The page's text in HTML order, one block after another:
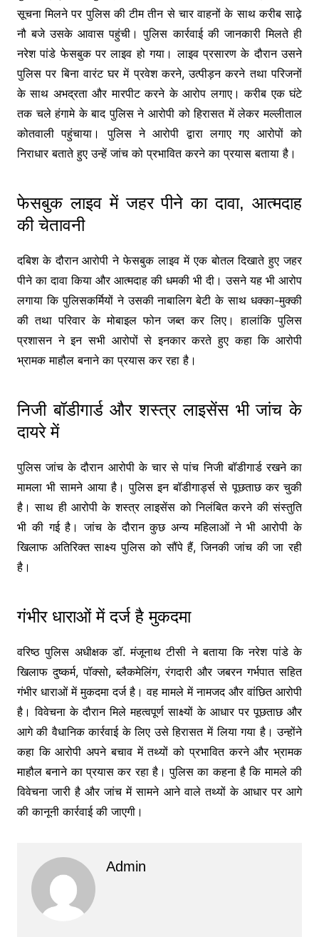
सूचना मिलने पर पुलिस की टीम तीन से चार वाहनों के साथ करीब साढ़े
नौ बजे उसके आवास पहुंची। पुलिस कार्रवाई की जानकारी मिलते ही
नरेश पांडे फेसबुक पर लाइव हो गया। लाइव प्रसारण के दौरान उसने
पुलिस पर बिना वारंट घर में प्रवेश करने, उत्पीड़न करने तथा परिजनों
के साथ अभद्रता और मारपीट करने के आरोप लगाए। करीब एक घंटे
तक चले हंगामे के बाद पुलिस ने आरोपी को हिरासत में लेकर मल्लीताल
कोतवाली पहुंचाया। पुलिस ने आरोपी द्वारा लगाए गए आरोपों को
निराधार बताते हुए उन्हें जांच को प्रभावित करने का प्रयास बताया है।
फेसबुक लाइव में जहर पीने का दावा, आत्मदाह
की चेतावनी
दबिश के दौरान आरोपी ने फेसबुक लाइव में एक बोतल दिखाते हुए जहर
पीने का दावा किया और आत्मदाह की धमकी भी दी। उसने यह भी आरोप
लगाया कि पुलिसकर्मियों ने उसकी नाबालिग बेटी के साथ धक्का-मुक्की
की तथा परिवार के मोबाइल फोन जब्त कर लिए। हालांकि पुलिस
प्रशासन ने इन सभी आरोपों से इनकार करते हुए कहा कि आरोपी
भ्रामक माहौल बनाने का प्रयास कर रहा है।
निजी बॉडीगार्ड और शस्त्र लाइसेंस भी जांच के
दायरे में
पुलिस जांच के दौरान आरोपी के चार से पांच निजी बॉडीगार्ड रखने का
मामला भी सामने आया है। पुलिस इन बॉडीगार्ड्स से पूछताछ कर चुकी
है। साथ ही आरोपी के शस्त्र लाइसेंस को निलंबित करने की संस्तुति
भी की गई है। जांच के दौरान कुछ अन्य महिलाओं ने भी आरोपी के
खिलाफ अतिरिक्त साक्ष्य पुलिस को सौंपे हैं, जिनकी जांच की जा रही
है।
गंभीर धाराओं में दर्ज है मुकदमा
वरिष्ठ पुलिस अधीक्षक डॉ. मंजूनाथ टीसी ने बताया कि नरेश पांडे के
खिलाफ दुष्कर्म, पॉक्सो, ब्लैकमेलिंग, रंगदारी और जबरन गर्भपात सहित
गंभीर धाराओं में मुकदमा दर्ज है। वह मामले में नामजद और वांछित आरोपी
है। विवेचना के दौरान मिले महत्वपूर्ण साक्ष्यों के आधार पर पूछताछ और
आगे की वैधानिक कार्रवाई के लिए उसे हिरासत में लिया गया है। उन्होंने
कहा कि आरोपी अपने बचाव में तथ्यों को प्रभावित करने और भ्रामक
माहौल बनाने का प्रयास कर रहा है। पुलिस का कहना है कि मामले की
विवेचना जारी है और जांच में सामने आने वाले तथ्यों के आधार पर आगे
की कानूनी कार्रवाई की जाएगी।
Admin